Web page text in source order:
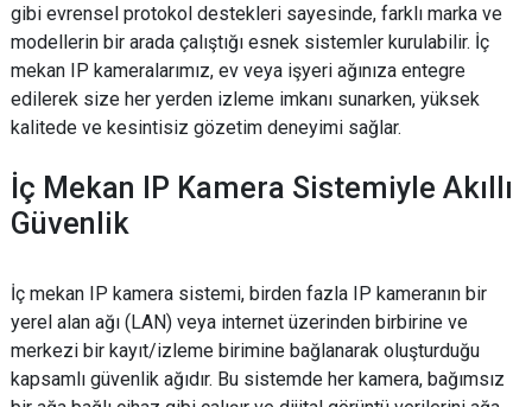
gibi evrensel protokol destekleri sayesinde, farklı marka ve
modellerin bir arada çalıştığı esnek sistemler kurulabilir. İç
mekan IP kameralarımız, ev veya işyeri ağınıza entegre
edilerek size her yerden izleme imkanı sunarken, yüksek
kalitede ve kesintisiz gözetim deneyimi sağlar.
İç Mekan IP Kamera Sistemiyle Akıllı
Güvenlik
İç mekan IP kamera sistemi, birden fazla IP kameranın bir
yerel alan ağı (LAN) veya internet üzerinden birbirine ve
merkezi bir kayıt/izleme birimine bağlanarak oluşturduğu
kapsamlı güvenlik ağıdır. Bu sistemde her kamera, bağımsız